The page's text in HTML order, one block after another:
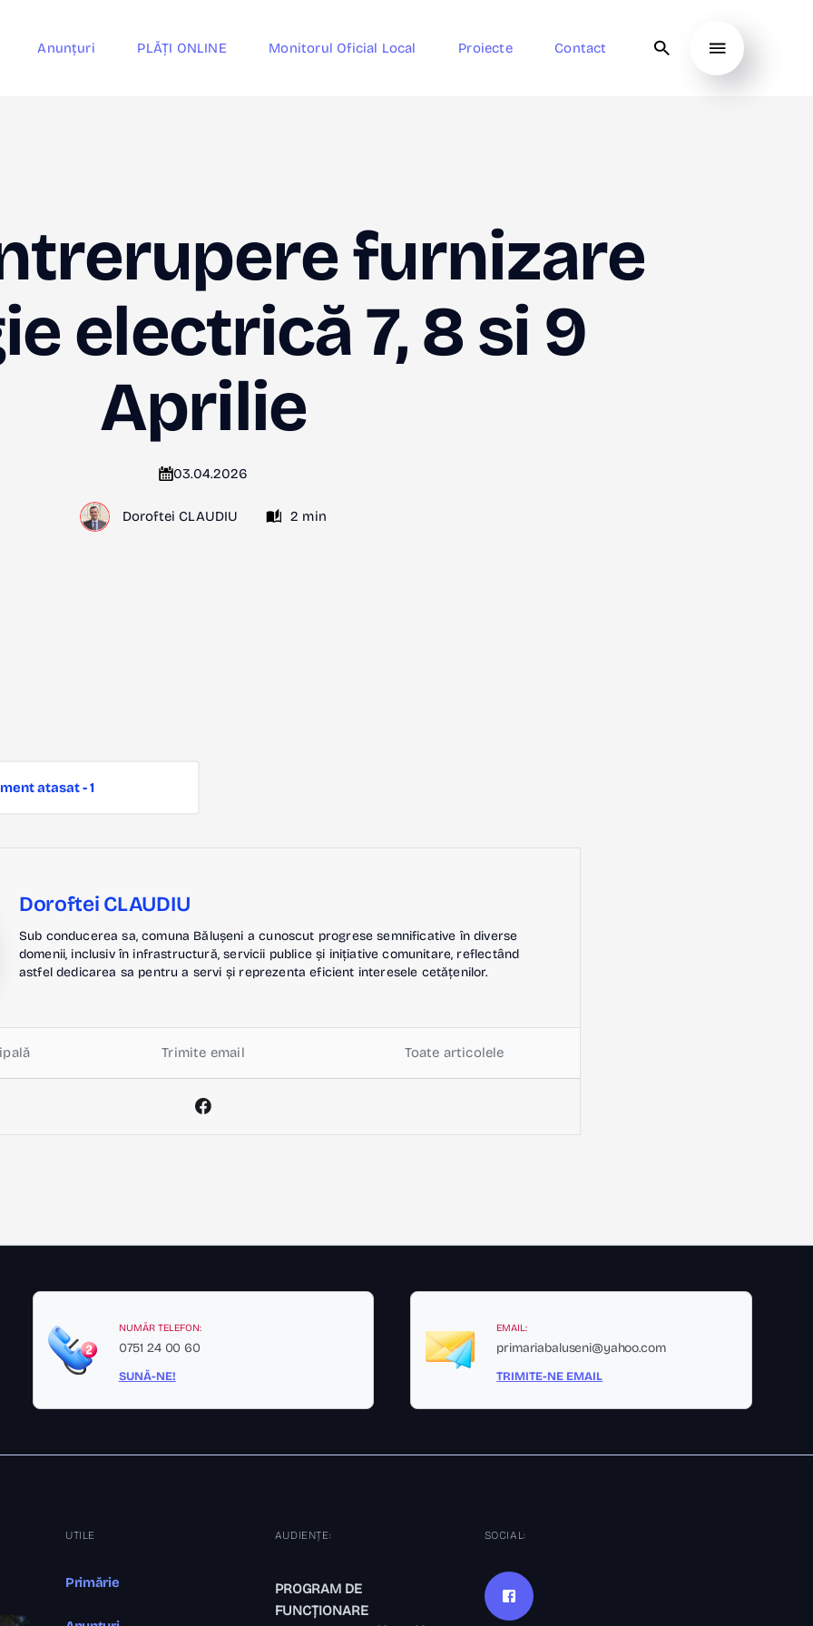
Anunțuri PLĂȚI ONLINE Monitorul Oficial Local Proiecte Contact
furnizare
electrică 7, 8 si 9
Aprilie
03.04.2026
Doroftei CLAUDIU 2 min
atasat - 1
Doroftei CLAUDIU
Sub conducerea sa, comuna Bălușeni a cunoscut progrese semnificative în diverse
domenii, inclusiv în infrastructură, servicii publice și inițiative comunitare, reflectând
astfel dedicarea sa pentru a servi și reprezenta eficient interesele cetățenilor.
Trimite email Toate articolele
NUMĂR TELEFON:
0751 24 00 60
SUNĂ-NE!
EMAIL:
primariabaluseni@yahoo.com
TRIMITE-NE EMAIL
UTILE
Primărie
AUDIENȚE:
PROGRAM DE
FUNCȚIONARE
SOCIAL: